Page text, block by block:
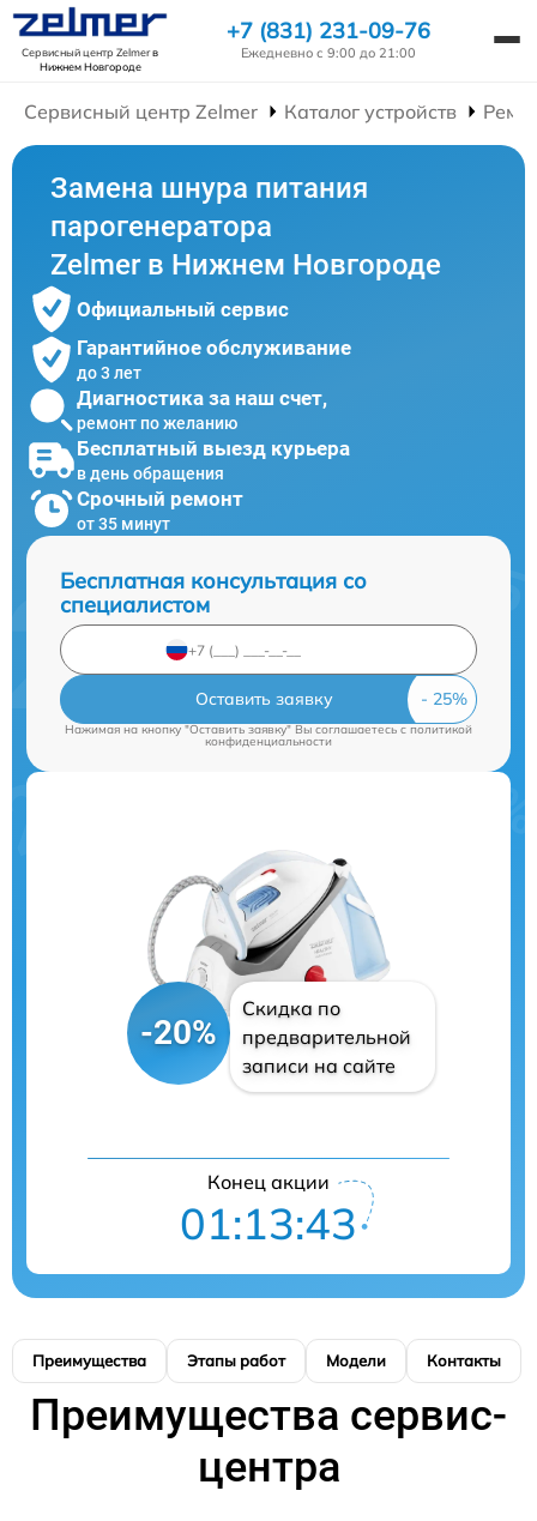
Сервисный центр Zelmerв
Нижнем Новгороде
+7 (831) 231-09-76
Ежедневно с 9:00 до 21:00
Сервисный центр Zelmer Каталог устройств
Замена шнура питания
парогенератора
Zelmer в Нижнем Новгороде
Официальный сервис
Гарантийное обслуживание
до 3 лет
Диагностика за наш счет,
ремонт по желанию
Бесплатный выезд курьера
в день обращения
Срочный ремонт
от 35 минут
Бесплатная консультация со
специалистом
Оставить заявку
Нажимая на кнопку "Оставить заявку" Вы соглашаетесь c политикой
конфиденциальности
-20%
Скидка по
предварительной
записи на сайте
Конец акции
01:13:42
Преимущества Этапы работ Модели Контакты
Преимущества сервис-
центра